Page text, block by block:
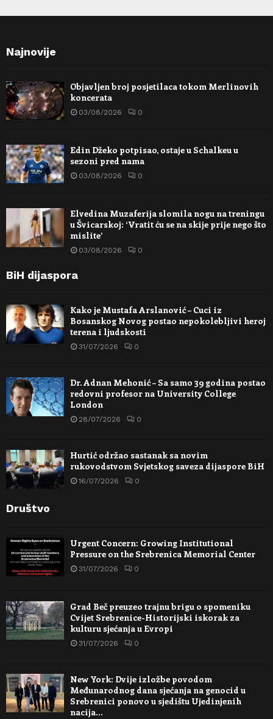
Najnovije
Objavljen broj posjetilaca tokom Merlinovih
koncerata
03/08/2026 0
Edin Džeko potpisao, ostaje u Schalkeu u
sezoni pred nama
03/08/2026 0
Elvedina Muzaferija slomila nogu na treningu
u Švicarskoj: ‘Vratit ću se na skije prije nego što
mislite’
03/08/2026 0
BiH dijaspora
Kako je Mustafa Arslanović – Cuci iz
Bosanskog Novog postao nepokolebljivi heroj
terena i ljudskosti
31/07/2026 0
Dr. Adnan Mehonić – Sa samo 39 godina postao
redovni profesor na University College
London
28/07/2026 0
Hurtić održao sastanak sa novim
rukovodstvom Svjetskog saveza dijaspore BiH
16/07/2026 0
Društvo
Urgent Concern: Growing Institutional
Pressure on the Srebrenica Memorial Center
31/07/2026 0
Grad Beč preuzeo trajnu brigu o spomeniku
Cvijet Srebrenice-Historijski iskorak za
kulturu sjećanja u Evropi
31/07/2026 0
New York: Dvije izložbe povodom
Međunarodnog dana sjećanja na genocid u
Srebrenici ponovo u sjedištu Ujedinjenih
nacija…